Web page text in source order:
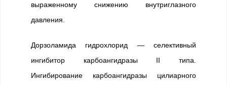
выраженному снижению внутриглазного
давления.
Дорзоламида гидрохлорид — селективный
ингибитор карбоангидразы II типа.
Ингибирование карбоангидразы цилиарного